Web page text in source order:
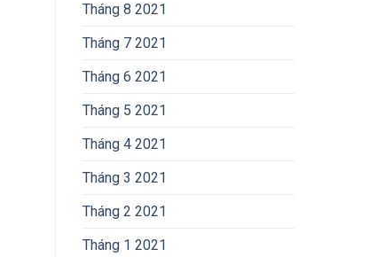
Tháng 8 2021
Tháng 7 2021
Tháng 6 2021
Tháng 5 2021
Tháng 4 2021
Tháng 3 2021
Tháng 2 2021
Tháng 1 2021